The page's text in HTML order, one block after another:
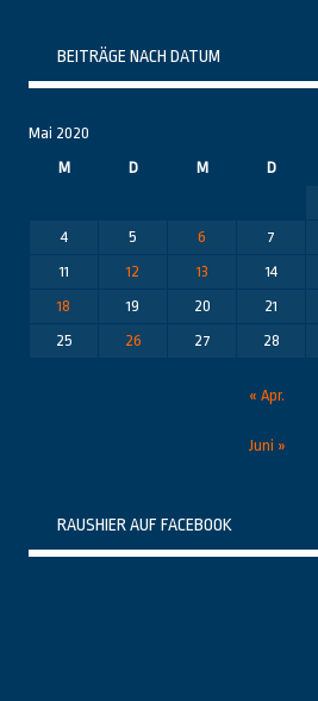
BEITRÄGE NACH DATUM
Mai 2020
M
D M D
4
5 6 7
11
12 13 14
18
19 20 21
25
26 27 28
« Apr.
Juni »
RAUSHIER AUF FACEBOOK